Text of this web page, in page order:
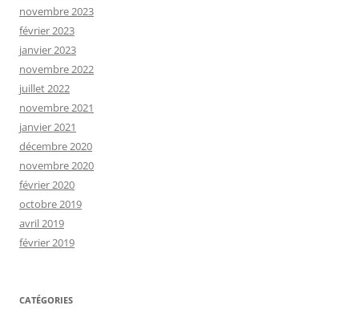
novembre 2023
février 2023
janvier 2023
novembre 2022
juillet 2022
novembre 2021
janvier 2021
décembre 2020
novembre 2020
février 2020
octobre 2019
avril 2019
février 2019
CATÉGORIES